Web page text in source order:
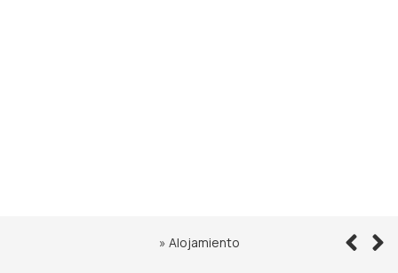
» Alojamiento